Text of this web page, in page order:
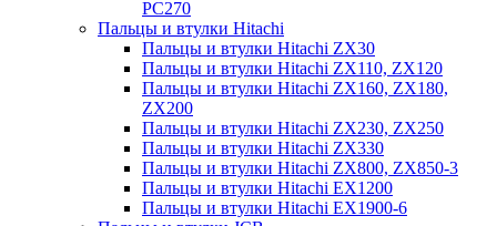
PC270
Пальцы и втулки Hitachi
Пальцы и втулки Hitachi ZX30
Пальцы и втулки Hitachi ZX110, ZX120
Пальцы и втулки Hitachi ZX160, ZX180,
ZX200
Пальцы и втулки Hitachi ZX230, ZX250
Пальцы и втулки Hitachi ZX330
Пальцы и втулки Hitachi ZX800, ZX850-3
Пальцы и втулки Hitachi EX1200
Пальцы и втулки Hitachi EX1900-6